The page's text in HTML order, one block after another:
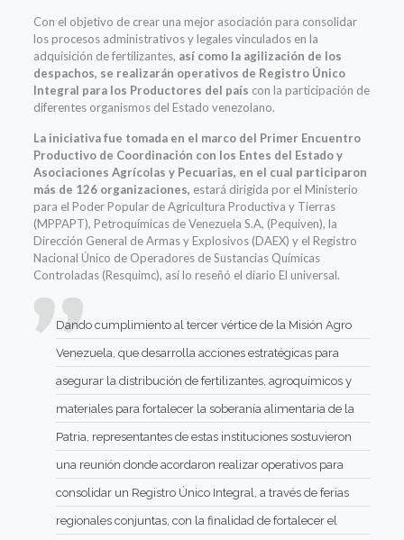
Con el objetivo de crear una mejor asociación para consolidar
los procesos administrativos y legales vinculados en la
adquisición de fertilizantes, así como la agilización de los
despachos, se realizarán operativos de Registro Único
Integral para los Productores del país con la participación de
diferentes organismos del Estado venezolano.
La iniciativa fue tomada en el marco del Primer Encuentro
Productivo de Coordinación con los Entes del Estado y
Asociaciones Agrícolas y Pecuarias, en el cual participaron
más de 126 organizaciones, estará dirigida por el Ministerio
para el Poder Popular de Agricultura Productiva y Tierras
(MPPAPT), Petroquímicas de Venezuela S.A, (Pequiven), la
Dirección General de Armas y Explosivos (DAEX) y el Registro
Nacional Único de Operadores de Sustancias Químicas
Controladas (Resquimc), así lo reseñó el diario El universal.
Dando cumplimiento al tercer vértice de la Misión Agro
Venezuela, que desarrolla acciones estratégicas para
asegurar la distribución de fertilizantes, agroquímicos y
materiales para fortalecer la soberanía alimentaria de la
Patria, representantes de estas instituciones sostuvieron
una reunión donde acordaron realizar operativos para
consolidar un Registro Único Integral, a través de ferias
regionales conjuntas, con la finalidad de fortalecer el